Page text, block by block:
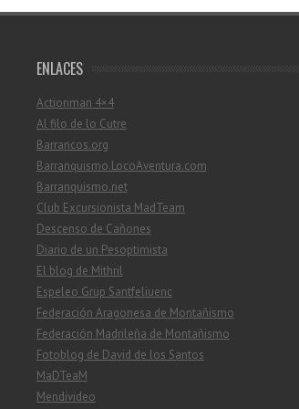
ENLACES
Actionman 4×4
Al filo de lo Cutre
Barrancos.org
Barranquismo.LocoAventura.com
Barranquismo.net
Club Excursionista MadTeam
Descenso de Cañones
Diario de un Pesoptimista
El blog de Mithril
Espeleo Grup Santfeliuenc
Federación Aragonesa de Montañismo
Federación Madrileña de Montañismo
Fotoblog de David de los Santos
MaDTeaM
Mendivideo